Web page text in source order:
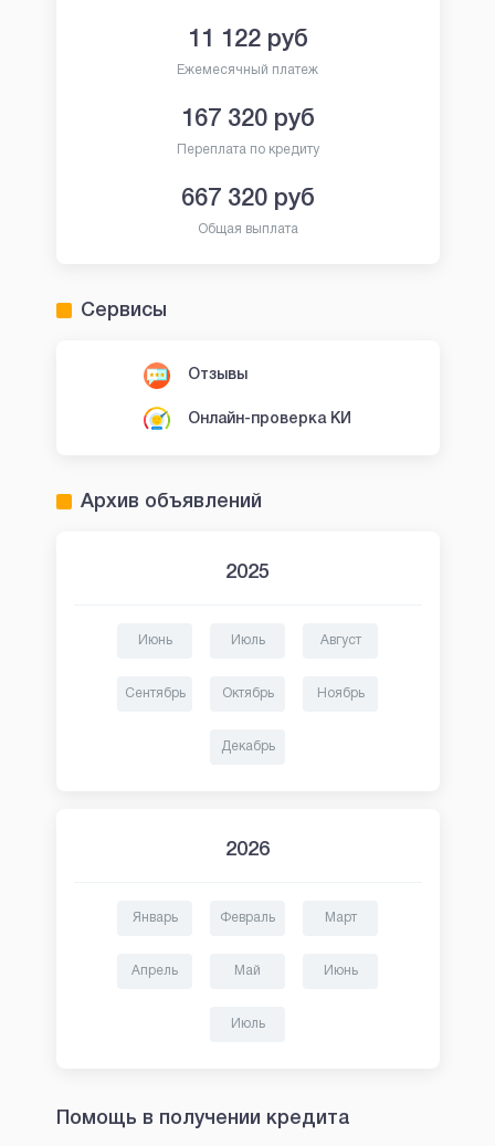
11 122руб
Ежемесячный платеж
167 320руб
Переплата по кредиту
667 320руб
Общая выплата
Сервисы
Отзывы
Онлайн-проверка КИ
Архив объявлений
2025
Июнь Июль Август
Сентябрь Октябрь Ноябрь
Декабрь
2026
Январь Февраль Март
Апрель Май Июнь
Июль
Помощь в получении кредита